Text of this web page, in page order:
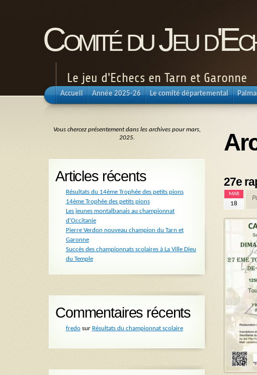
Comité du Jeu
Le jeu d'Echecs en Tarn et Garonne
Accueil Année 2025-26 Le comité départemental
27e
MAR
18
Vous chercez présentement dans les archives pour mars,
2025.
Articles récents
Résultats du 14ème Trophée des petits pions
14ème Trophée des petits pions
Les jeunes montalbanais au championnat
d’Occitanie
Pierre Verdon nouveau champion du Tarn et
Garonne
Succès des championnats scolaires à La Ville Dieu
du Temple
Commentaires récents
fredosur Résultats du championnat scolaire